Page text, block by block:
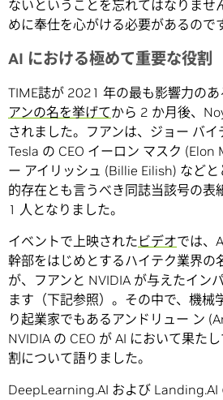
ないということを忘れてはなりませ
めに奉仕を心がける必要があるので
AI における極めて重要な役割
TIME誌が 2021 年の最も影響力の
アンの名を挙げてから 2 か月後、
されました。フアンは、ジョー バ
Tesla の CEO イーロン マスク (Elon
ー アイリッシュ (Billie Eilish) など
的存在とも言うべき同誌当該号の表
1 人となりました。
イベントで上映された ビデオでは、
幹部をはじめとするハイテク業界の
が、フアンと NVIDIA が与えたイン
ます（下記参照）。その中で、機械
り起業家でもあるアンドリュー ン
NVIDIA の CEO が AI において果た
割について語りました。
DeepLearning.AI および Landing.AI